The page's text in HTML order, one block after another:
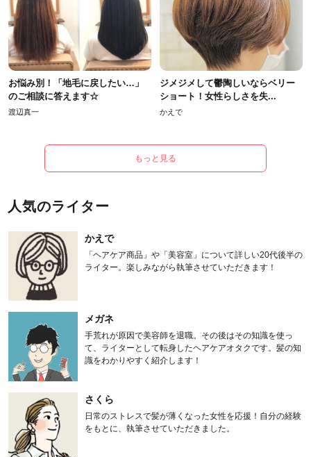
お悩み別！「地毛に戻したい…」
のご相談に答えます☆
渡辺真一
ジメジメして鬱陶しいならベリー
ショート！女性らしさを失...
かえで
もっと見る
人気のライター
かえで
「ヘアケア商品」や「美容室」について詳しい20代後半の
ライター。楽しみながら執筆させていただきます！
メガネ
手荒れが原因で美容師を退職。その後はその知識を使っ
て、ライターとして転身したヘアケアオタクです。髪の知
識をわかりやすく紹介します！
さくら
日常のストレスで髪が薄くなった女性を応援！自分の経験
をもとに、執筆させていただきました。